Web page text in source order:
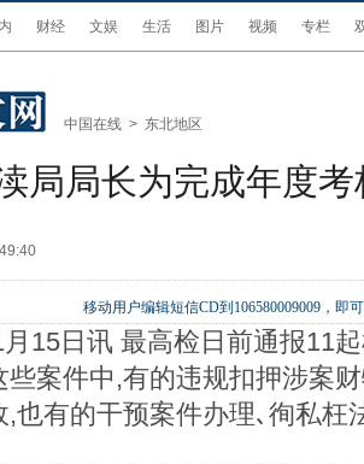
财经 文娱 生活 图片 视频 专栏
中国在线 > 东北地区
局局长为完成年度
移动用户编辑短信CD到106580009009，即
15日讯 最高检日前通报11
些案件中,有的违规扣押涉案
也有的干预案件办理､徇私枉